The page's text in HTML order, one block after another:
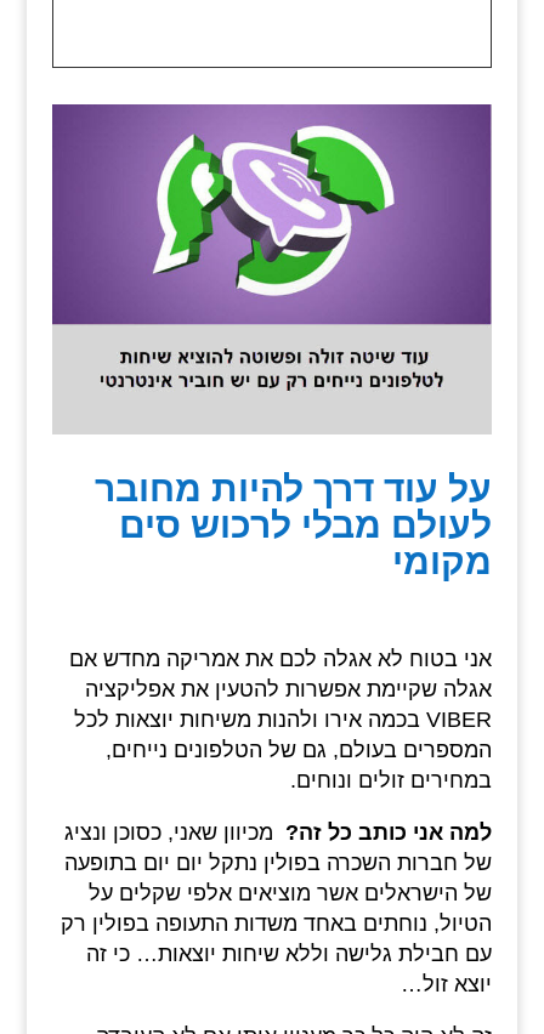
על עוד דרך להיות מחובר
לעולם מבלי לרכוש סים
מקומי
אני בטוח לא אגלה לכם את אמריקה מחדש אם
אגלה שקיימת אפשרות להטעין את אפליקציה
VIBER בכמה אירו ולהנות משיחות יוצאות לכל
המספרים בעולם, גם של הטלפונים נייחים,
במחירים זולים ונוחים.
למה אני כותב כל זה? מכיוון שאני, כסוכן ונציג
של חברות השכרה בפולין נתקל יום יום בתופעה
של הישראלים אשר מוציאים אלפי שקלים על
הטיול, נוחתים באחד משדות התעופה בפולין רק
עם חבילת גלישה וללא שיחות יוצאות… כי זה
יוצא זול…